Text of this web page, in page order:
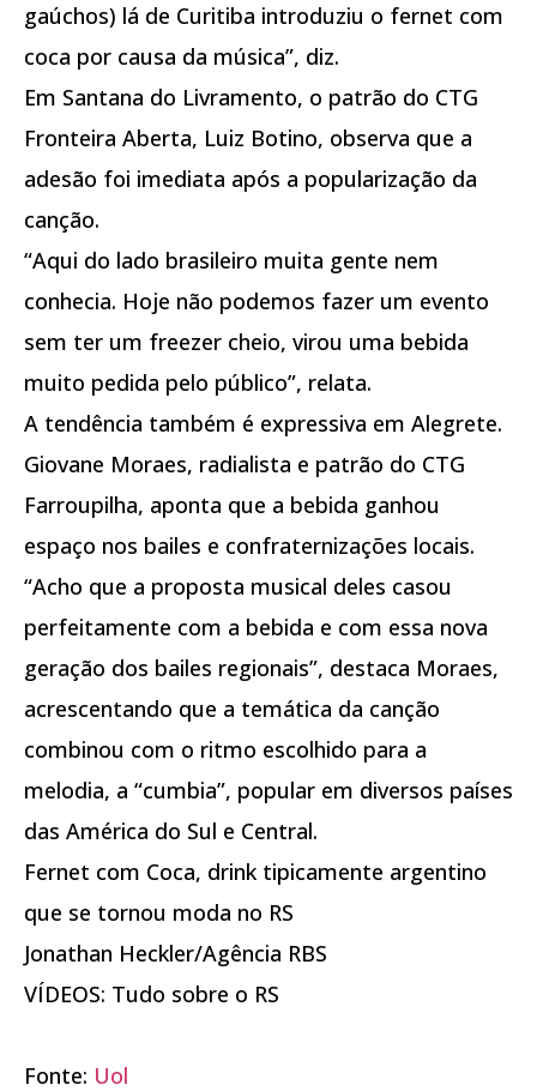
gaúchos) lá de Curitiba introduziu o fernet com
coca por causa da música”, diz.
Em Santana do Livramento, o patrão do CTG
Fronteira Aberta, Luiz Botino, observa que a
adesão foi imediata após a popularização da
canção.
“Aqui do lado brasileiro muita gente nem
conhecia. Hoje não podemos fazer um evento
sem ter um freezer cheio, virou uma bebida
muito pedida pelo público”, relata.
A tendência também é expressiva em Alegrete.
Giovane Moraes, radialista e patrão do CTG
Farroupilha, aponta que a bebida ganhou
espaço nos bailes e confraternizações locais.
“Acho que a proposta musical deles casou
perfeitamente com a bebida e com essa nova
geração dos bailes regionais”, destaca Moraes,
acrescentando que a temática da canção
combinou com o ritmo escolhido para a
melodia, a “cumbia”, popular em diversos países
das América do Sul e Central.
Fernet com Coca, drink tipicamente argentino
que se tornou moda no RS
Jonathan Heckler/Agência RBS
VÍDEOS: Tudo sobre o RS
Fonte: Uol